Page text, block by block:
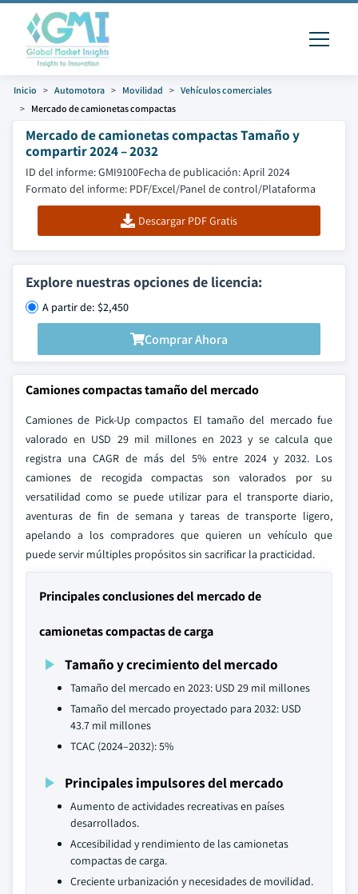
Inicio Automotora Movilidad
Vehículos comerciales
Mercado de camionetas compactas
Mercado de camionetas compactas Tamaño y
compartir 2024 – 2032
ID del informe: GMI9100Fecha de publicación: April 2024
Formato del informe: PDF/Excel/Panel de control/Plataforma
Descargar PDF Gratis
Explore nuestras opciones de licencia:
A partir de: $2,450
Comprar Ahora
Camiones compactas tamaño del mercado
Camiones de Pick-Up compactos El tamaño del mercado fue
valorado en USD 29 mil millones en 2023 y se calcula que
registra una CAGR de más del 5% entre 2024 y 2032. Los
camiones de recogida compactas son valorados por su
versatilidad como se puede utilizar para el transporte diario,
aventuras de fin de semana y tareas de transporte ligero,
apelando a los compradores que quieren un vehículo que
puede servir múltiples propósitos sin sacrificar la practicidad.
Principales conclusiones del mercado de
camionetas compactas de carga
Tamaño y crecimiento del mercado
Tamaño del mercado en 2023: USD 29 mil millones
Tamaño del mercado proyectado para 2032: USD
43.7 mil millones
TCAC (2024–2032): 5%
Principales impulsores del mercado
Aumento de actividades recreativas en países
desarrollados.
Accesibilidad y rendimiento de las camionetas
compactas de carga.
Creciente urbanización y necesidades de movilidad.